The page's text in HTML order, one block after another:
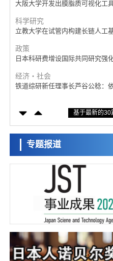
大阪大学开发出膜脂质可视化工
科学研究
立教大学在试管内构建长链人工
工细胞
政策
日本科研费增设国际共同研究强
经济・社会
铁道综研新任理事长芦谷公稔：
东京大学通过叶绿体基因组编辑
藤田医科大学等成功鉴定出非结
生存的必需基因，首次揭示该基
经济・社会
【AI法下篇】如何应对AI的不可
央大学平野晋教授专访
日本学术会议：为保持土壤健康
措施？探讨土壤保护与强化的具体
大阪大学开发基于水氢键网络的
方法，AI从分子排列信息中高精
经济・社会
【AI法上篇】如何对“将人生交给
基于最新的30
专题报道